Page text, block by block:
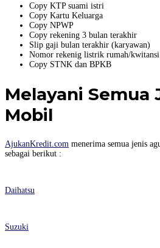
Copy KTP suami istri
Copy Kartu Keluarga
Copy NPWP
Copy rekening 3 bulan terakhir
Slip gaji bulan terakhir (karyawan)
Nomor rekenig listrik rumah/
Copy STNK dan BPKB
Melayani Semua
Mobil
AjukanKredit.com menerima semua jenis
sebagai berikut :
Daihatsu
Suzuki